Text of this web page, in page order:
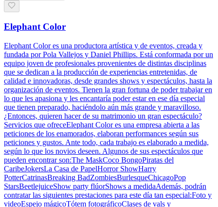
Elephant Color
Elephant Color es una productora artística y de eventos, creada y
fundada por Pola Vallejos y Daniel Phillips. Está conformada por un
equipo joven de profesionales provenientes de distintas disciplinas
que se dedican a la producción de experiencias entretenidas, de
calidad e innovadoras, desde grandes shows y espectáculos, hasta la
organización de eventos. Tienen la gran fortuna de poder trabajar en
lo que les apasiona y les encantaría poder estar en ese día especial
que tienen preparado, haciéndolo aún más grande y maravilloso.
¿Entonces, quieren hacer de su matrimonio un gran espectáculo?
Servicios que ofreceElephant Color es una empresa abierta a las
peticiones de los enamorados, elaboran performances según sus
peticiones y gustos. Ante todo, cada trabajo es elaborado a medida,
según lo que los novios deseen. Algunos de sus espectáculos que
pueden encontrar son:The MaskCoco BongoPiratas del
CaribeJokersLa Casa de PapelHorror ShowHarry
PotterCatrinasBreaking BadZombiesBurlesqueChicagoPop
StarsBeetlejuiceShow party flúorShows a medidaAdemás, podrán
contratar las siguientes prestaciones para este día tan especial:Foto y
videoEspejo mágicoTótem fotográficoClases de vals y